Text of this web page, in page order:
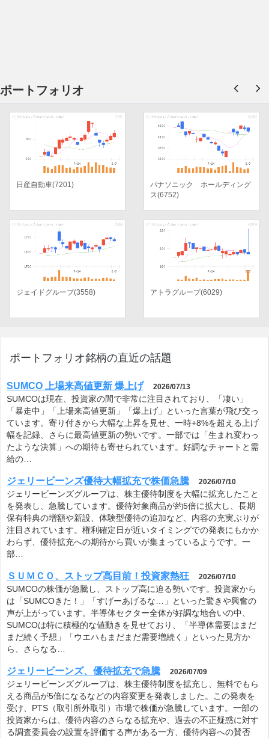
ポートフォリオ
日産自動車(7201)
パナソニック ホールディング
ス(6752)
ジェイドグループ(3558) アトラグループ(6029)
ポートフォリオ銘柄の直近の話題
SUMCO 上場来高値更新 爆上げ 2026/07/13
SUMCOは現在、投資家の間で非常に注目されており、「凄い」
「暴走中」「上場来高値更新」「爆上げ」といった言葉が飛び交っ
ています。寄り付きから大幅な上昇を見せ、一時+8%を超える上げ
幅を記録、さらに最高値更新の勢いです。一部では「生まれ変わっ
たような決算」への期待も寄せられています。好調なチャートと需
給の…
ジェリービーンズ優待大幅拡充で株価急騰 2026/07/10
ジェリービーンズグループは、株主優待制度を大幅に拡充したこと
を発表し、急騰しています。優待対象商品が約5倍に拡大し、長期
保有特典の増額や新設、体験型優待の追加など、内容の充実ぶりが
注目されています。権利確定日が近いタイミングでの発表にもかか
わらず、優待拡充への期待から買いが集まっているようです。一
部…
ＳＵＭＣＯ、ストップ高目前！投資家熱狂 2026/07/10
SUMCOの株価が急騰し、ストップ高に迫る勢いです。投資家から
は「SUMCOきた！」「すげーあげるな…」といった驚きや興奮の
声が上がっています。半導体セクター全体が好調な地合いの中、
SUMCOは特に積極的な値動きを見せており、「半導体需要はまだ
まだ続く予想」「ウエハもまだまだ需要増続く」といった見方か
ら、さらなる…
ジェリービーンズ、優待拡充で急騰 2026/07/09
ジェリービーンズグループは、株主優待制度を拡充し、無料でもら
える商品が5倍になるなどの内容変更を発表しました。この発表を
受け、PTS（取引所外取引）市場で株価が急騰しています。一部の
投資家からは、優待内容のさらなる拡充や、過去の不正疑惑に対す
る調査委員会の設置を評価する声がある一方、優待内容への賛否